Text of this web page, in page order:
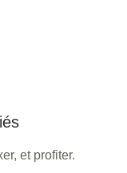
et profiter.